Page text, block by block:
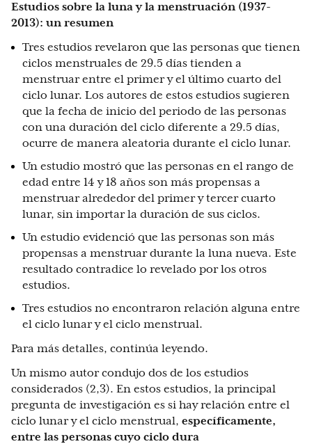
Estudios sobre la luna y la menstruación (1937-
2013): un resumen
Tres estudios revelaron que las personas que tienen
ciclos menstruales de 29.5 días tienden a
menstruar entre el primer y el último cuarto del
ciclo lunar. Los autores de estos estudios sugieren
que la fecha de inicio del periodo de las personas
con una duración del ciclo diferente a 29.5 días,
ocurre de manera aleatoria durante el ciclo lunar.
Un estudio mostró que las personas en el rango de
edad entre 14 y 18 años son más propensas a
menstruar alrededor del primer y tercer cuarto
lunar, sin importar la duración de sus ciclos.
Un estudio evidenció que las personas son más
propensas a menstruar durante la luna nueva. Este
resultado contradice lo revelado por los otros
estudios.
Tres estudios no encontraron relación alguna entre
el ciclo lunar y el ciclo menstrual.
Para más detalles, continúa leyendo.
Un mismo autor condujo dos de los estudios
considerados (2,3). En estos estudios, la principal
pregunta de investigación es si hay relación entre el
ciclo lunar y el ciclo menstrual, específicamente,
entre las personas cuyo ciclo dura